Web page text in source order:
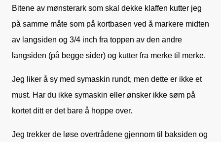
Bitene av mønsterark som skal dekke klaffen kutter jeg
på samme måte som på kortbasen ved å markere midten
av langsiden og 3/4 inch fra toppen av den andre
langsiden (på begge sider) og kutter fra merke til merke.
Jeg liker å sy med symaskin rundt, men dette er ikke et
must. Har du ikke symaskin eller ønsker ikke søm på
kortet ditt er det bare å hoppe over.
Jeg trekker de løse overtrådene gjennom til baksiden og